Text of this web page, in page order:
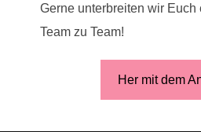
Gerne unterbreiten wir Euch
Team zu Team!
Her mit dem